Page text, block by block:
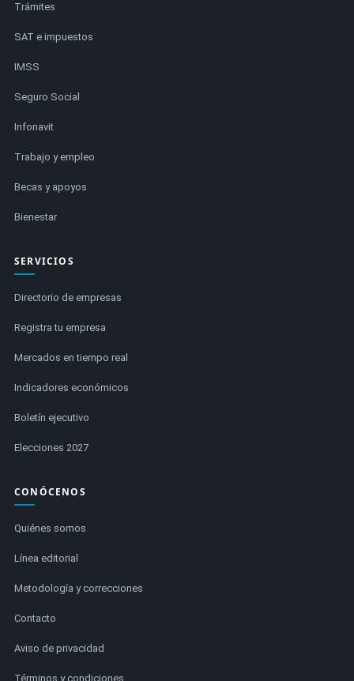
Trámites
SAT e impuestos
IMSS
Seguro Social
Infonavit
Trabajo y empleo
Becas y apoyos
Bienestar
SERVICIOS
Directorio de empresas
Registra tu empresa
Mercados en tiempo real
Indicadores económicos
Boletín ejecutivo
Elecciones 2027
CONÓCENOS
Quiénes somos
Línea editorial
Metodología y correcciones
Contacto
Aviso de privacidad
Términos y condiciones